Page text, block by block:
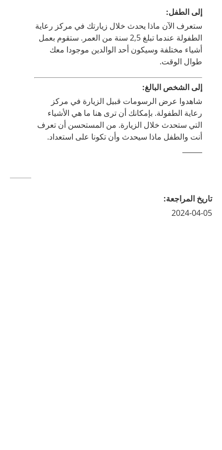
إلى الطفل:
ستعرف الآن ماذا يحدث خلال زيارتك في مركز رعاية
الطفولة عندما تبلغ 2,5 سنة من العمر. ستقوم بعمل
أشياء مختلفة وسيكون أحد الوالدين موجودا معك
طوال الوقت.
إلى الشخص البالغ:
شاهدوا عرض الرسومات قبيل الزيارة في مركز
رعاية الطفولة. بإمكانك أن ترى هنا ما هي الأشياء
التي ستحدث خلال الزيارة. من المستحسن أن تعرف
أنت والطفل ماذا سيحدث وأن تكونا على استعداد.
تاريخ المراجعة:
2024-04-05